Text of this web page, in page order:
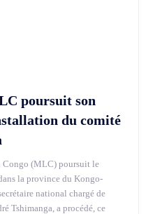
poursuit son
du comité
(MLC) poursuit le
la province du Kongo-
national chargé de
Tshimanga, a procédé, ce